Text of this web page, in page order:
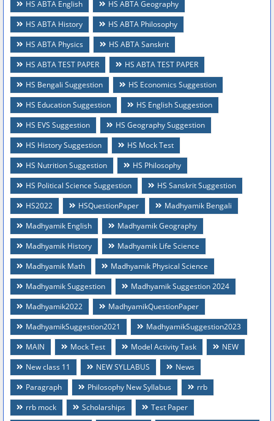
HS ABTA English
HS ABTA Geography
HS ABTA History
HS ABTA Philosophy
HS ABTA Physics
HS ABTA Sanskrit
HS ABTA TEST PAPER
HS ABTA TEST PAPER
HS Bengali Suggestion
HS Economics Suggestion
HS Education Suggestion
HS English Suggestion
HS EVS Suggestion
HS Geography Suggestion
HS History Suggestion
HS Mock Test
HS Nutrition Suggestion
HS Philosophy
HS Political Science Suggestion
HS Sanskrit Suggestion
HS2022
HSQuestionPaper
Madhyamik Bengali
Madhyamik English
Madhyamik Geography
Madhyamik History
Madhyamik Life Science
Madhyamik Math
Madhyamik Physical Science
Madhyamik Suggestion
Madhyamik Suggestion 2024
Madhyamik2022
MadhyamikQuestionPaper
MadhyamikSuggestion2021
MadhyamikSuggestion2023
MAIN
Mock Test Model Activity Task
NEW
New class 11
NEW SYLLABUS
News
Paragraph
Philosophy New Syllabus
rrb
rrb mock
Scholarships
Test Paper